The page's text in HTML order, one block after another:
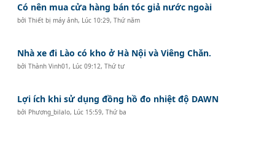
Có nên mua cửa hàng bán tóc giả nước ngoài
bởiThiết bị máy ảnh, Lúc 10:29, Thứ năm
Nhà xe đi Lào có kho ở Hà Nội và Viêng Chăn.
bởiThành Vinh01 , Lúc 09:12, Thứ tư
Lợi ích khi sử dụng đồng hồ đo nhiệt độ DAWN
bởi Phương_bilalo, Lúc 15:59, Thứ ba